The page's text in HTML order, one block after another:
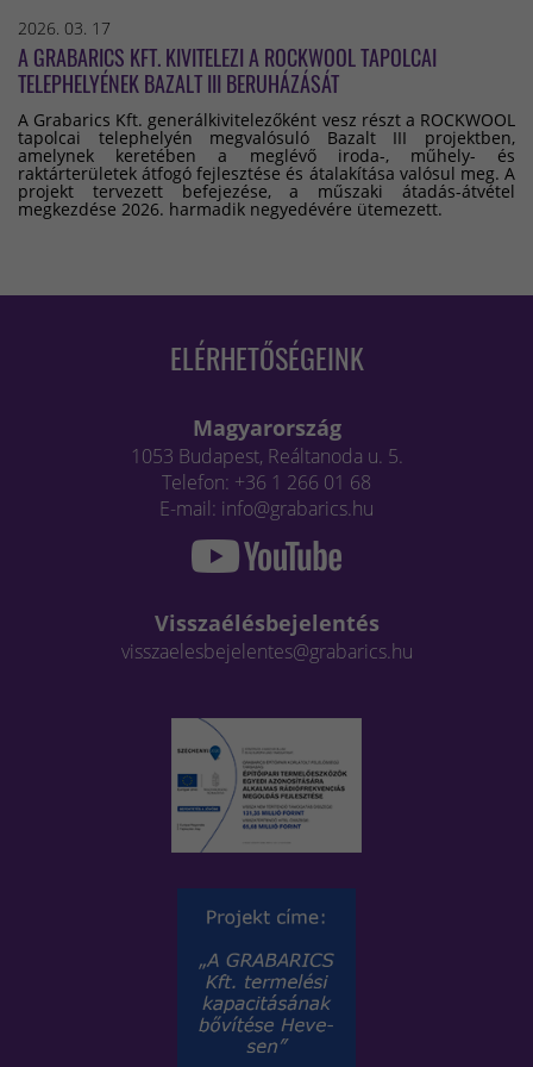
2026. 03. 17
A GRABARICS KFT. KIVITELEZI A ROCKWOOL TAPOLCAI
TELEPHELYÉNEK BAZALT III BERUHÁZÁSÁT
A Grabarics Kft. generálkivitelezőként vesz részt a ROCKWOOL
tapolcai telephelyén megvalósuló Bazalt III projektben,
amelynek keretében a meglévő iroda-, műhely- és
raktárterületek átfogó fejlesztése és átalakítása valósul meg. A
projekt tervezett befejezése, a műszaki átadás-átvétel
megkezdése 2026. harmadik negyedévére ütemezett.
ELÉRHETŐSÉGEINK
Magyarország
1053 Budapest, Reáltanoda u. 5.
Telefon: +36 1 266 01 68
E-mail: info@grabarics.hu
Visszaélésbejelentés
visszaelesbejelentes@grabarics.hu